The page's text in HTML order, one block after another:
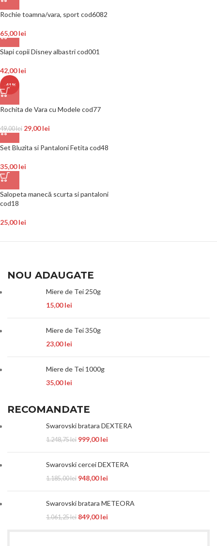
Rochie toamna/vara, sport cod6082
65,00lei
Slapi copii Disney albastri cod001
42,00lei
-41%
Rochita de Vara cu Modele cod77
49,00lei 29,00lei
Set Bluzita si Pantaloni Fetita cod48
35,00lei
Salopeta manecă scurta si pantaloni
cod18
25,00lei
NOU ADAUGATE
Miere de Tei 250g
15,00lei
Miere de Tei 350g
23,00lei
Miere de Tei 1000g
35,00lei
RECOMANDATE
Swarovski bratara DEXTERA
1.248,75lei 999,00lei
Swarovski cercei DEXTERA
1.185,00lei 948,00lei
Swarovski bratara METEORA
1.061,25lei 849,00lei